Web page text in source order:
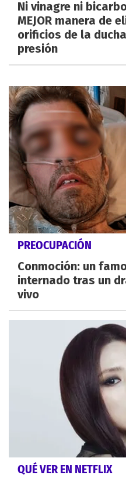
Ni vinagre ni
MEJOR manera de
orificios de la ducha
presión
PREOCUPACIÓN
Conmoción: un
internado tras un
vivo
QUÉ VER EN NETFLIX